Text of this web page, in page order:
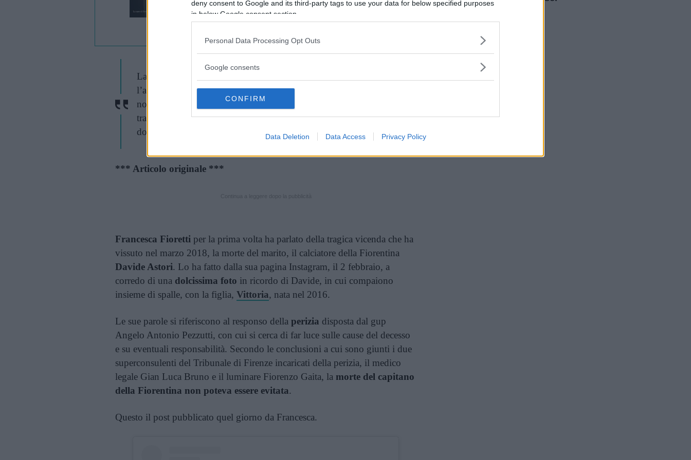
deny consent to Google and its third-party tags to use your data for below specified purposes
in below Google consent section.
Personal Data Processing Opt Outs
Google consents
CONFIRM
Data Deletion Data Access Privacy Policy
Compra su Amazon
La vita va vissuta a prescindere da tutto – ha dichiarato tempo fa
l’attrice – Vivo per mia figlia ma anche per me, perché alla mia età
non è giusto che io sopravviva. La morte è una cosa naturale e se
trasformi il vuoto in un posto sicuro dove vivere, allora ti salvi. Il
dolore è ancora immenso, ma il suo colore è cambiato nel tempo.
*** Articolo originale ***
Francesca Fioretti per la prima volta ha parlato della tragica vicenda che ha
vissuto nel marzo 2018, la morte del marito, il calciatore della Fiorentina
Davide Astori. Lo ha fatto dalla sua pagina Instagram, il 2 febbraio, a
corredo di una dolcissima foto in ricordo di Davide, in cui compaiono
insieme di spalle, con la figlia, Vittoria, nata nel 2016.
Le sue parole si riferiscono al responso della perizia disposta dal gup
Angelo Antonio Pezzutti, con cui si cerca di far luce sulle cause del decesso
e su eventuali responsabilità. Secondo le conclusioni a cui sono giunti i due
superconsulenti del Tribunale di Firenze incaricati della perizia, il medico
legale Gian Luca Bruno e il luminare Fiorenzo Gaita, la morte del capitano
della Fiorentina non poteva essere evitata.
Questo il post pubblicato quel giorno da Francesca.
Franz" del Milan